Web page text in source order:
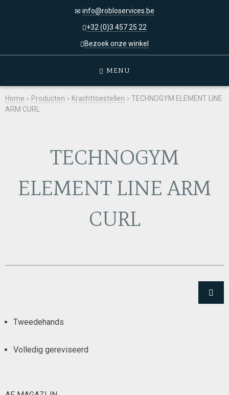
info@robloservices.be
+32 (0)3 457 25 22
Bezoek onze winkel
MENU
Home > Producten > Krachttoestellen > TECHNOGYM ELEMENT LINE
ARM CURL
TECHNOGYM
ELEMENT LINE ARM
CURL
Tweedehands
Volledig gereviseerd